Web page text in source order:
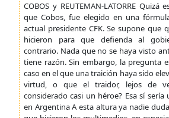
COBOS y REUTEMAN-LATORRE
que Cobos, fue elegido en una
actual presidente CFK. Se supone que
hicieron para que defienda al
contrario. Nada que no se haya visto
tiene razón. Sin embargo, la pregunta
caso en el que una traición haya sido
virtud, o que el traidor, lejos de
considerado casi un héroe? Esa sí sería
en Argentina A esta altura ya nadie